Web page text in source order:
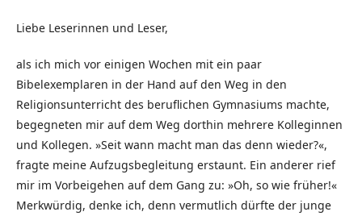
Liebe Leserinnen und Leser,
als ich mich vor einigen Wochen mit ein paar
Bibelexemplaren in der Hand auf den Weg in den
Religionsunterricht des beruflichen Gymnasiums machte,
begegneten mir auf dem Weg dorthin mehrere Kolleginnen
und Kollegen. »Seit wann macht man das denn wieder?«,
fragte meine Aufzugsbegleitung erstaunt. Ein anderer rief
mir im Vorbeigehen auf dem Gang zu: »Oh, so wie früher!«
Merkwürdig, denke ich, denn vermutlich dürfte der junge